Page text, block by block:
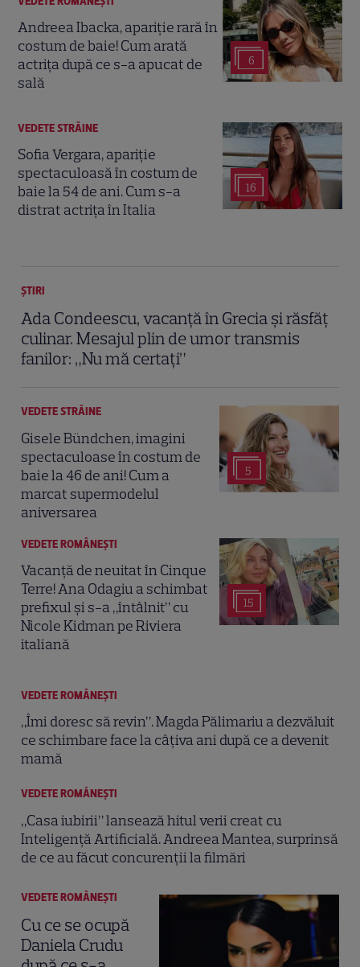
6
Andreea Ibacka, apariție rară în
costum de baie! Cum arată
actrița după ce s-a apucat de
sală
16
VEDETE STRĂINE
Sofia Vergara, apariție
spectaculoasă în costum de
baie la 54 de ani. Cum s-a
distrat actrița în Italia
ȘTIRI
Ada Condeescu, vacanță în Grecia și răsfăț
culinar. Mesajul plin de umor transmis
fanilor: „Nu mă certați”
5
VEDETE STRĂINE
Gisele Bündchen, imagini
spectaculoase în costum de
baie la 46 de ani! Cum a
marcat supermodelul
aniversarea
15
VEDETE ROMÂNEŞTI
Vacanță de neuitat în Cinque
Terre! Ana Odagiu a schimbat
prefixul și s-a „întâlnit” cu
Nicole Kidman pe Riviera
italiană
VEDETE ROMÂNEŞTI
„Îmi doresc să revin”. Magda Pălimariu a dezvăluit
ce schimbare face la câțiva ani după ce a devenit
mamă
VEDETE ROMÂNEŞTI
„Casa iubirii” lansează hitul verii creat cu
Inteligență Artificială. Andreea Mantea, surprinsă
de ce au făcut concurenții la filmări
VEDETE ROMÂNEŞTI
Cu ce se ocupă
Daniela Crudu